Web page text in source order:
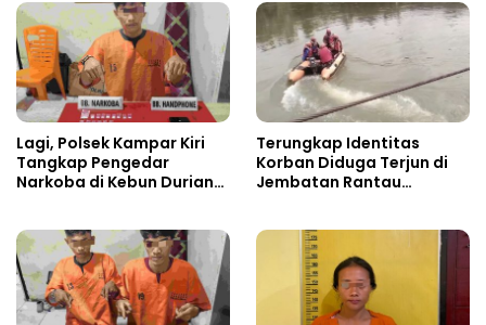
Lagi, Polsek Kampar Kiri
Tangkap Pengedar
Narkoba di Kebun Durian
Terungkap Identitas
Korban Diduga Terjun di
Jembatan Rantau